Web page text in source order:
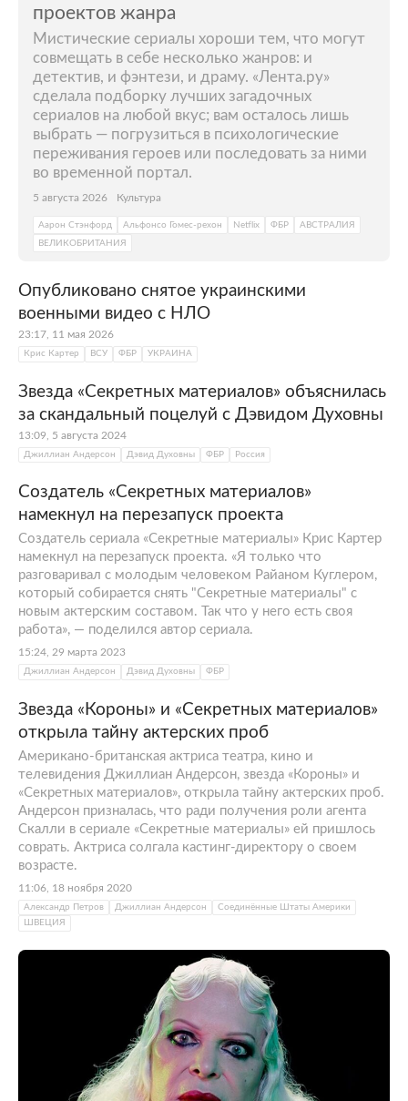
проектов жанра
Мистические сериалы хороши тем, что могут
совмещать в себе несколько жанров: и
детектив, и фэнтези, и драму. «Лента.ру»
сделала подборку лучших загадочных
сериалов на любой вкус; вам осталось лишь
выбрать — погрузиться в психологические
переживания героев или последовать за ними
во временной портал.
5 августа 2026 Культура
Аарон Стэнфорд Альфонсо Гомес-рехон Netflix ФБР
АВСТРАЛИЯ
ВЕЛИКОБРИТАНИЯ
Опубликовано снятое украинскими
военными видео с НЛО
23:17, 11 мая 2026
Крис Картер ВСУ ФБР УКРАИНА
Звезда «Секретных материалов» объяснилась
за скандальный поцелуй с Дэвидом Духовны
13:09, 5 августа 2024
Джиллиан Андерсон Дэвид Духовны ФБР Россия
Создатель «Секретных материалов»
намекнул на перезапуск проекта
Создатель сериала «Секретные материалы» Крис Картер
намекнул на перезапуск проекта. «Я только что
разговаривал с молодым человеком Райаном Куглером,
который собирается снять "Секретные материалы" с
новым актерским составом. Так что у него есть своя
работа», — поделился автор сериала.
15:24, 29 марта 2023
Джиллиан Андерсон Дэвид Духовны ФБР
Звезда «Короны» и «Секретных материалов»
открыла тайну актерских проб
Американо-британская актриса театра, кино и
телевидения Джиллиан Андерсон, звезда «Короны» и
«Секретных материалов», открыла тайну актерских проб.
Андерсон призналась, что ради получения роли агента
Скалли в сериале «Секретные материалы» ей пришлось
соврать. Актриса солгала кастинг-директору о своем
возрасте.
11:06, 18 ноября 2020
Александр Петров Джиллиан Андерсон
Соединённые Штаты Америки
ШВЕЦИЯ